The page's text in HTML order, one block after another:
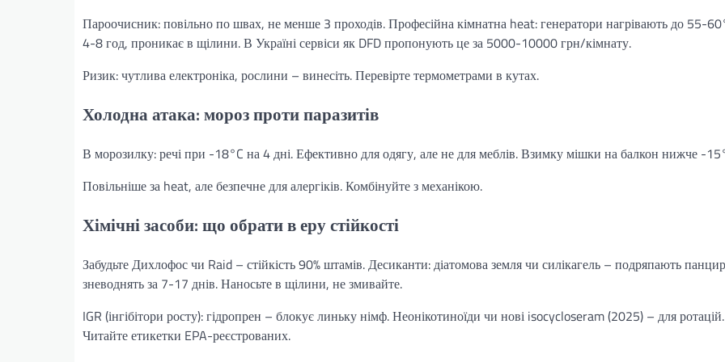
Пароочисник: повільно по швах, не менше 3 проходів. Професійна кімнатна heat: генератори нагрівають до 55-
4-8 год, проникає в щілини. В Україні сервіси як DFD пропонують це за 5000-10000 грн/кімнату.
Ризик: чутлива електроніка, рослини – винесіть. Перевірте термометрами в кутах.
Холодна атака: мороз проти паразитів
В морозилку: речі при -18°C на 4 дні. Ефективно для одягу, але не для меблів. Взимку мішки на балкон нижче -
Повільніше за heat, але безпечне для алергіків. Комбінуйте з механікою.
Хімічні засоби: що обрати в еру стійкості
Забудьте Дихлофос чи Raid – стійкість 90% штамів. Десиканти: діатомова земля чи силікагель – подряпають
зневоднять за 7-17 днів. Наносьте в щілини, не змивайте.
IGR (інгібітори росту): гідропрен – блокує линьку німф. Неонікотиноїди чи нові isocycloseram (2025) – для ротацій.
Читайте етикетки EPA-реєстрованих.